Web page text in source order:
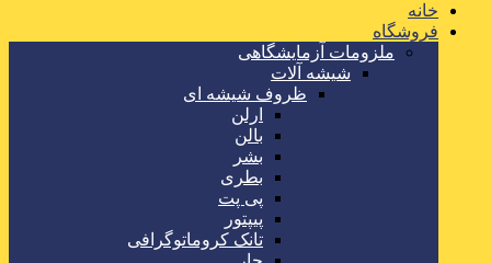
خانه
فروشگاه
ملزومات آزمایشگاهی
شیشه آلات
ظروف شیشه ای
ارلن
بالن
بشر
بطری
پی پت
پیپتور
تانک کروماتوگرافی